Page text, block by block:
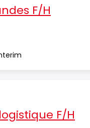
F/H
F/H